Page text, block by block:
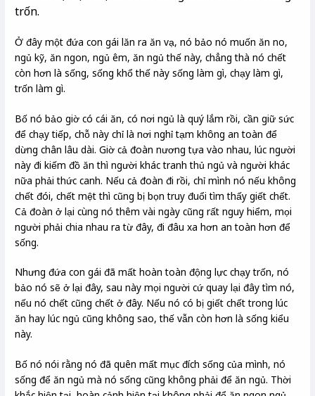
trốn.
Ở đây một đứa con gái lăn ra ăn vạ, nó bảo nó muốn ăn no,
ngủ kỹ, ăn ngon, ngủ êm, ăn ngủ thế này, chẳng thà nó chết
còn hơn là sống, sống khổ thế này sống làm gì, chạy làm gì,
trốn làm gì.
Bố nó bảo giờ có cái ăn, có nơi ngủ là quý lắm rồi, cần giữ sức
để chạy tiếp, chỗ này chỉ là nơi nghỉ tạm không an toàn để
dừng chân lâu dài. Giờ cả đoàn nương tựa vào nhau, lúc người
này đi kiếm đồ ăn thì người khác tranh thủ ngủ và người khác
nữa phải thức canh. Nếu cả đoàn đi rồi, chỉ mình nó nếu không
chết đói, chết mệt thì cũng bị bọn truy đuổi tìm thấy giết chết.
Cả đoàn ở lại cùng nó thêm vài ngày cũng rất nguy hiểm, mọi
người phải chia nhau ra từ đây, đi đâu xa hơn an toàn hơn để
sống.
Nhưng đứa con gái đã mất hoàn toàn động lực chạy trốn, nó
bảo nó sẽ ở lại đây, sau này mọi người cứ quay lại đây tìm nó,
nếu nó chết cũng chết ở đây. Nếu nó có bị giết chết trong lúc
ăn hay lúc ngủ cũng không sao, thế vẫn còn hơn là sống kiểu
này.
Bố nó nói rằng nó đã quên mất mục đích sống của mình, nó
sống để ăn ngủ mà nó sống cũng không phải để ăn ngủ. Thời